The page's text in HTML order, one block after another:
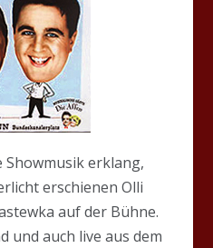
Showmusik erklang,
erschienen Olli
auf der Bühne.
und auch live aus dem